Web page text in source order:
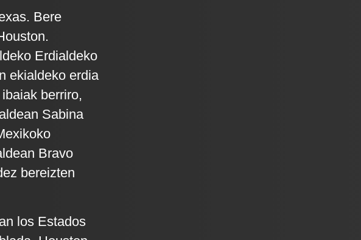
Bere
Erdialdeko
ekialdeko erdia
berriro,
Sabina
Bravo
bereizten
los Estados